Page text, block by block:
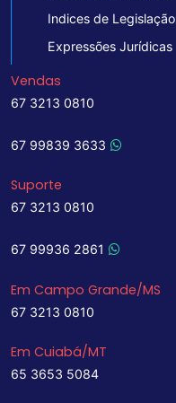
Indices de Legislação
Expressões Jurídicas
Vendas
67 3213 0810
67 99839 3633
Suporte
67 3213 0810
67 99936 2861
Em Campo Grande/MS
67 3213 0810
Em Cuiabá/MT
65 3653 5084